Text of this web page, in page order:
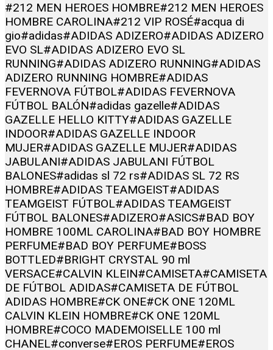
#212 MEN HEROES HOMBRE#212 MEN HEROES
HOMBRE CAROLINA#212 VIP ROSÉ#acqua di
gio#adidas#ADIDAS ADIZERO#ADIDAS ADIZERO
EVO SL#ADIDAS ADIZERO EVO SL
RUNNING#ADIDAS ADIZERO RUNNING#ADIDAS
ADIZERO RUNNING HOMBRE#ADIDAS
FEVERNOVA FÚTBOL#ADIDAS FEVERNOVA
FÚTBOL BALÓN#adidas gazelle#ADIDAS
GAZELLE HELLO KITTY#ADIDAS GAZELLE
INDOOR#ADIDAS GAZELLE INDOOR
MUJER#ADIDAS GAZELLE MUJER#ADIDAS
JABULANI#ADIDAS JABULANI FÚTBOL
BALONES#adidas sl 72 rs#ADIDAS SL 72 RS
HOMBRE#ADIDAS TEAMGEIST#ADIDAS
TEAMGEIST FÚTBOL#ADIDAS TEAMGEIST
FÚTBOL BALONES#ADIZERO#ASICS#BAD BOY
HOMBRE 100ML CAROLINA#BAD BOY HOMBRE
PERFUME#BAD BOY PERFUME#BOSS
BOTTLED#BRIGHT CRYSTAL 90 ml
VERSACE#CALVIN KLEIN#CAMISETA#CAMISETA
DE FÚTBOL ADIDAS#CAMISETA DE FÚTBOL
ADIDAS HOMBRE#CK ONE#CK ONE 120ML
CALVIN KLEIN HOMBRE#CK ONE 120ML
HOMBRE#COCO MADEMOISELLE 100 ml
CHANEL#converse#EROS PERFUME#EROS